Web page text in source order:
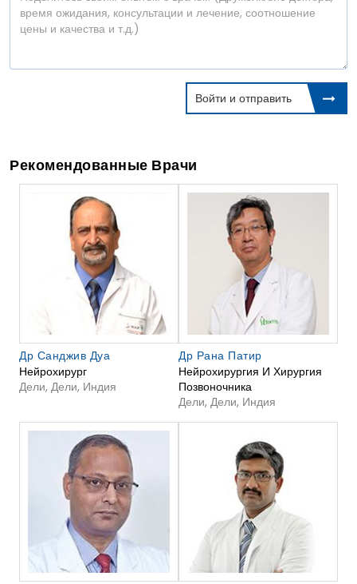
Войти и отправить
Рекомендованные Врачи
Др Санджив Дуа
Нейрохирург
Дели, Дели, Индия
Др Рана Патир
Нейрохирургия И Хирургия
Позвоночника
Дели, Дели, Индия